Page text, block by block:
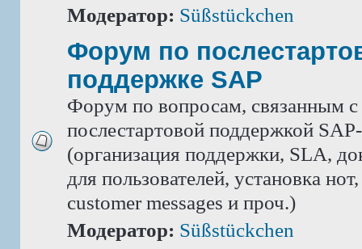
Модератор: Süßstückchen
Форум по
поддержке SAP
Форум по вопросам, связанным с
послестартовой поддержкой
(организация поддержки, SLA,
для пользователей, установка
customer messages и проч.)
Модератор: Süßstückchen